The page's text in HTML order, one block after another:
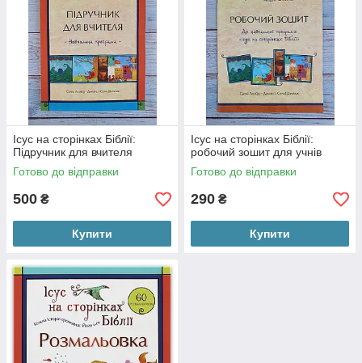
Ісус на сторінках Біблії:
Підручник для вчителя
Готово до відправки
500 ₴
Купити
Ісус на сторінках Біблії:
робочий зошит для учнів
Готово до відправки
290 ₴
Купити